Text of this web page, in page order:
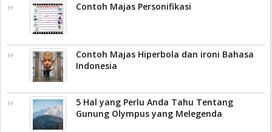
Contoh Majas Personifikasi
Contoh Majas Hiperbola dan ironi Bahasa
Indonesia
5 Hal yang Perlu Anda Tahu Tentang
Gunung Olympus yang Melegenda